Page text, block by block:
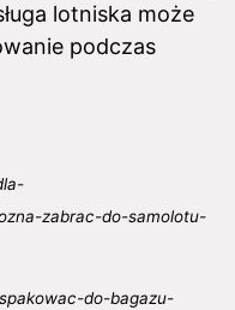
lotniska może
podczas
zabrac-do-samolotu-
do-bagazu-